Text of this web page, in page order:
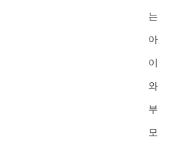
는
아
이
와
부
모